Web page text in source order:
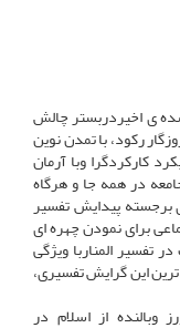
ی اخیردربستر چالش
رکود، با تمدن نوین
کارکردگرا وبا آرمان
در همه جا و هرگاه
برجسته پیدایش تفسیر
برای نمودن چهره ای
تفسیر المناربا ویژگی
این گرایش تفسیری،
وبالنده از اسلام در